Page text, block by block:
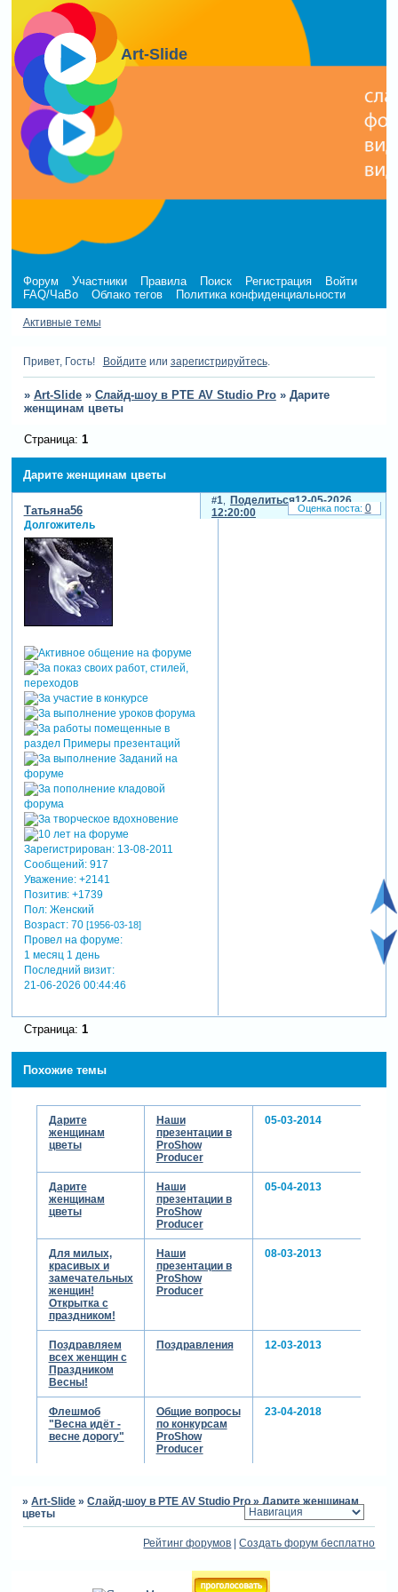
Art-Slide
Форум Участники Правила Поиск Регистрация
Войти
FAQ/ЧаВо
Облако тегов Политика конфиденциальности
Активные темы
Привет, Гость! Войдите или зарегистрируйтесь.
» Art-Slide » Слайд-шоу в PTE AV Studio Pro » Дарите
женщинам цветы
Дарите женщинам цветы
Страница: 1
Поделиться
1
12-05-2026
12:20:00
Татьяна56
Долгожитель
Зарегистрирован: 13-08-2011
Сообщений:917
Уважение: +2141
Позитив: +1739
Пол:Женский
Возраст:70 [1956-03-18]
Провел на форуме:
1 месяц 1 день
Последний визит:
21-06-2026 00:44:46
0
Страница: 1
Похожие темы
Дарите
женщинам
цветы
Наши
презентации в
ProShow
Producer
05-03-2014
Дарите
женщинам
цветы
Наши
презентации в
ProShow
Producer
05-04-2013
Для милых,
красивых и
замечательных
женщин!
Открытка с
праздником!
Наши
презентации в
ProShow
Producer
08-03-2013
Поздравляем
всех женщин с
Праздником
Весны!
Поздравления 12-03-2013
Флешмоб
"Весна идёт -
весне дорогу"
Общие вопросы
по конкурсам
ProShow
Producer
23-04-2018
»Art-Slide »Слайд-шоу в PTE AV Studio Pro »Дарите женщинам
цветы
Рейтинг форумов |Создать форум бесплатно